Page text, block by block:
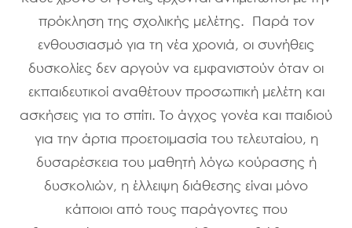
πρόκληση της σχολικής μελέτης. Παρά τον
ενθουσιασμό για τη νέα χρονιά, οι συνήθεις
δυσκολίες δεν αργούν να εμφανιστούν όταν οι
εκπαιδευτικοί αναθέτουν προσωπική μελέτη και
ασκήσεις για το σπίτι. Το άγχος γονέα και παιδιού
για την άρτια προετοιμασία του τελευταίου, η
δυσαρέσκεια του μαθητή λόγω κούρασης ή
δυσκολιών, η έλλειψη διάθεσης είναι μόνο
κάποιοι από τους παράγοντες που